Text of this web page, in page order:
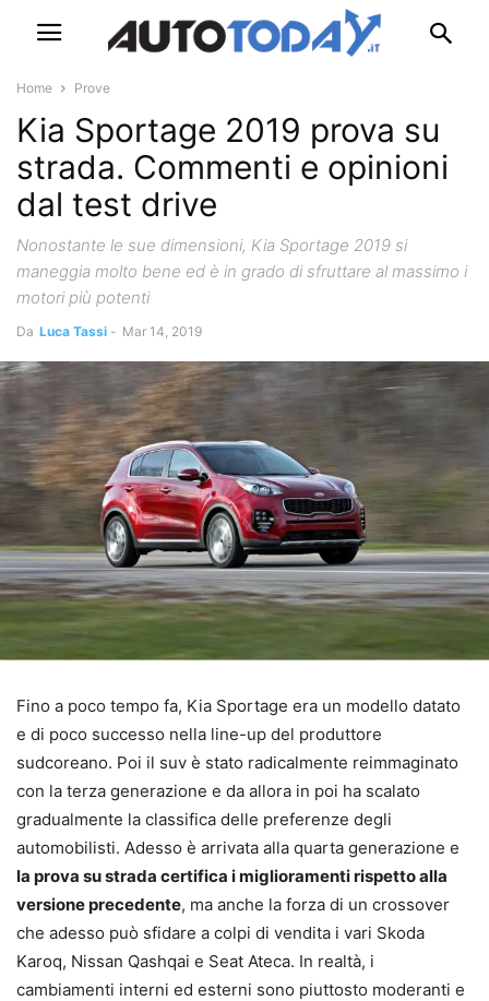
Home Prove
Kia Sportage 2019 prova su
strada. Commenti e opinioni
dal test drive
Nonostante le sue dimensioni, Kia Sportage 2019 si
maneggia molto bene ed è in grado di sfruttare al massimo i
motori più potenti
Da Luca Tassi - Mar 14, 2019
Fino a poco tempo fa, Kia Sportage era un modello datato
e di poco successo nella line-up del produttore
sudcoreano. Poi il suv è stato radicalmente reimmaginato
con la terza generazione e da allora in poi ha scalato
gradualmente la classifica delle preferenze degli
automobilisti. Adesso è arrivata alla quarta generazione e
la prova su strada certifica i miglioramenti rispetto alla
versione precedente, ma anche la forza di un crossover
che adesso può sfidare a colpi di vendita i vari Skoda
Karoq, Nissan Qashqai e Seat Ateca. In realtà, i
cambiamenti interni ed esterni sono piuttosto moderanti e